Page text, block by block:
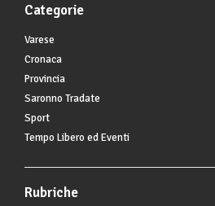
Categorie
Varese
Cronaca
Provincia
Saronno Tradate
Sport
Tempo Libero ed Eventi
Rubriche